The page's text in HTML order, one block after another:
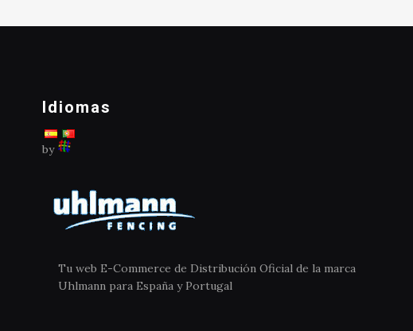
Idiomas
by
Tu web E-Commerce de Distribución Oficial de la marca
Uhlmann para España y Portugal